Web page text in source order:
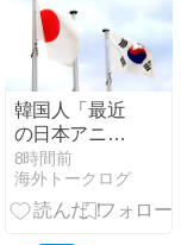
韓国人「最近
の日本アニメ
業界の勢力図
を変えたと言
われる作品が
8時間前
海外トークログ